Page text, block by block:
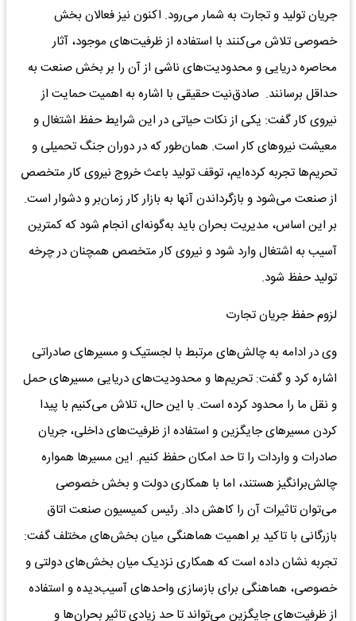
جریان تولید و تجارت به شمار می‌رود. اکنون نیز فعالان بخش
خصوصی تلاش می‌کنند با استفاده از ظرفیت‌های موجود، آثار
محاصره دریایی و محدودیت‌های ناشی از آن را بر بخش صنعت به
حداقل برسانند. صادق‌نیت حقیقی با اشاره به اهمیت حمایت از
نیروی کار گفت: یکی از نکات حیاتی در این شرایط حفظ اشتغال و
معیشت نیروهای کار است. همان‌طور که در دوران جنگ تحمیلی و
تحریم‌ها تجربه کرده‌ایم، توقف تولید باعث خروج نیروی کار متخصص
از صنعت می‌شود و بازگرداندن آنها به بازار کار زمان‌بر و دشوار است.
بر این اساس، مدیریت بحران باید به‌گونه‌ای انجام شود که کمترین
آسیب به اشتغال وارد شود و نیروی کار متخصص همچنان در چرخه
تولید حفظ شود.
لزوم حفظ جریان تجارت
وی در ادامه به چالش‌های مرتبط با لجستیک و مسیرهای صادراتی
اشاره کرد و گفت: تحریم‌ها و محدودیت‌های دریایی مسیرهای حمل‌
و نقل ما را محدود کرده است. با این حال، تلاش می‌کنیم با پیدا
کردن مسیرهای جایگزین و استفاده از ظرفیت‌های داخلی، جریان
صادرات و واردات را تا حد امکان حفظ کنیم. این مسیرها همواره
چالش‌برانگیز هستند، اما با همکاری دولت و بخش‌ خصوصی
می‌توان تاثیرات آن را کاهش داد. رئیس کمیسیون صنعت اتاق
بازرگانی با تاکید بر اهمیت هماهنگی میان بخش‌های مختلف گفت:
تجربه نشان داده است که همکاری نزدیک میان بخش‌های دولتی و
خصوصی، هماهنگی برای بازسازی واحدهای آسیب‌دیده و استفاده
از ظرفیت‌های جایگزین می‌تواند تا حد زیادی تاثیر بحران‌ها و